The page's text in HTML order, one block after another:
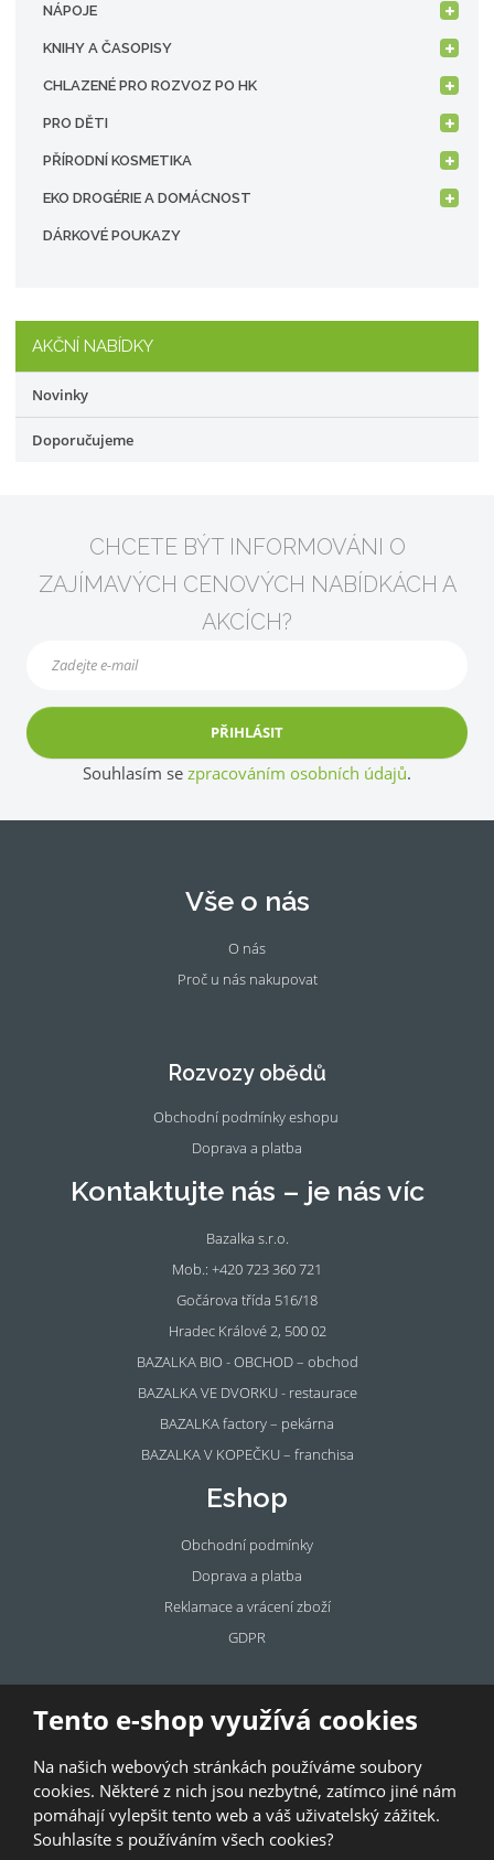
Tento e-shop využívá cookies
Na našich webových stránkách používáme soubory
cookies. Některé z nich jsou nezbytné, zatímco jiné nám
pomáhají vylepšit tento web a váš uživatelský zážitek.
Souhlasíte s používáním všech cookies?
NÁPOJE
KNIHY A ČASOPISY
CHLAZENÉ PRO ROZVOZ PO HK
PRO DĚTI
PŘÍRODNÍ KOSMETIKA
EKO DROGÉRIE A DOMÁCNOST
DÁRKOVÉ POUKAZY
AKČNÍ NABÍDKY
Novinky
Doporučujeme
CHCETE BÝT INFORMOVÁNI O
ZAJÍMAVÝCH CENOVÝCH NABÍDKÁCH A
AKCÍCH?
PŘIHLÁSIT
Souhlasím se zpracováním osobních údajů.
Vše o nás
O nás
Proč u nás nakupovat
k
m
Rozvozy obědů
Obchodní podmínky eshopu
Doprava a platba
Kontaktujte nás – je nás víc
Bazalka s.r.o.
Mob.: +420 723 360 721
Gočárova třída 516/18
Hradec Králové 2, 500 02
BAZALKA BIO - OBCHOD – obchod
BAZALKA VE DVORKU - restaurace
BAZALKA factory – pekárna
BAZALKA V KOPEČKU – franchisa
Eshop
Obchodní podmínky
Doprava a platba
Reklamace a vrácení zboží
GDPR
prostor
Pronajměte si prostory u BAZALKY!
© 2026, Bazalka s.r.o.